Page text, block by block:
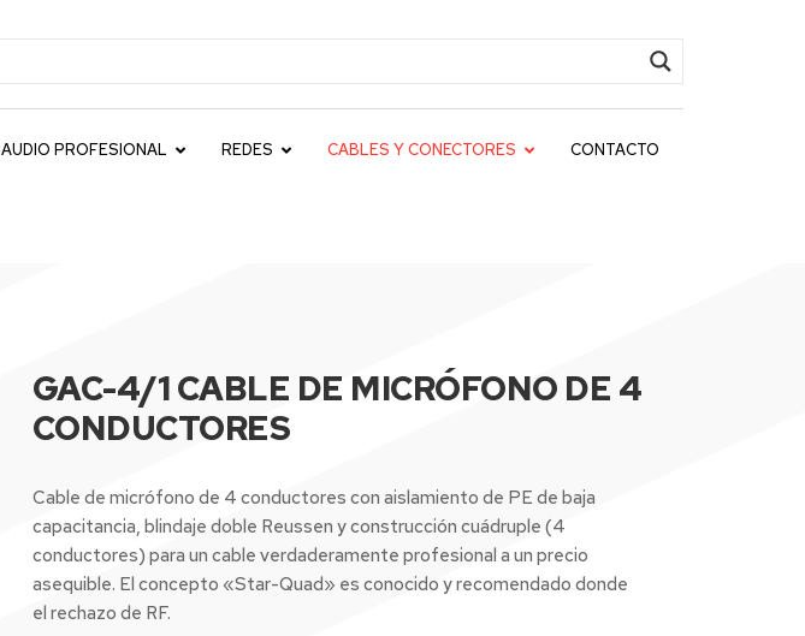
AUDIO PROFESIONAL REDES CABLES Y CONECTORES CONTACTO
GAC-4/1 CABLE DE MICRÓFONO DE 4
CONDUCTORES
Cable de micrófono de 4 conductores con aislamiento de PE de baja
capacitancia, blindaje doble Reussen y construcción cuádruple (4
conductores) para un cable verdaderamente profesional a un precio
asequible. El concepto «Star-Quad» es conocido y recomendado donde
el rechazo de RF.